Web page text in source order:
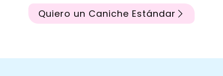
Quiero un Caniche Estándar